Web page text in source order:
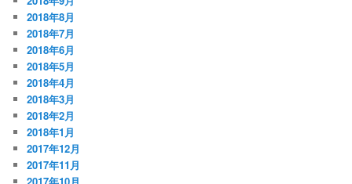
2018年8月
2018年7月
2018年6月
2018年5月
2018年4月
2018年3月
2018年2月
2018年1月
2017年12月
2017年11月